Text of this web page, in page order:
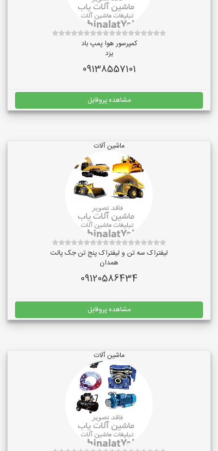
کمپرسور هوا پمپ باد
یزد
09138557101
مشاهده پروفایل
ماشین آلات
لیفتراک سه تن و لیفتراک پنج تن جک پالت
همدان
09120586434
مشاهده پروفایل
ماشین آلات